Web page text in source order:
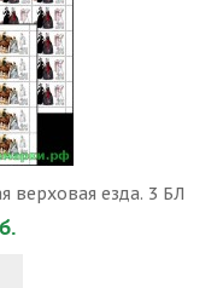
верховая езда. 3 БЛ